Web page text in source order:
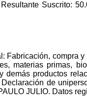
Suscrito:
Fabricación, compra
materias primas,
productos
de
JULIO. Datos